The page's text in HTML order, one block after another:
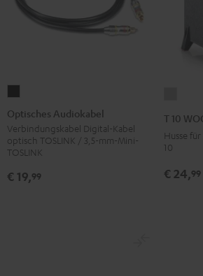
Audiokabel
Schwarz
Optisches Audiokabel
Verbindungskabel Digital-Kabel
optisch TOSLINK / 3,5-mm-Mini-
TOSLINK
€ 19,99
T 10
Husse
10
€ 24,99